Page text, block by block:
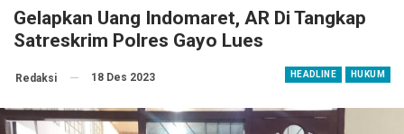
Gelapkan Uang Indomaret, AR Di Tangkap
Satreskrim Polres Gayo Lues
HEADLINE HUKUM
Redaksi 18 Des 2023